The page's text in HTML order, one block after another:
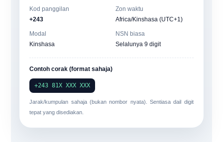
Kod panggilan
+243
Zon waktu
Africa/Kinshasa (UTC+1)
Modal
Kinshasa
NSN biasa
Selalunya 9 digit
Contoh corak (format sahaja)
+243 81X XXX XXX
Jarak/kumpulan sahaja (bukan nombor nyata). Sentiasa dail digit
tepat yang disediakan.